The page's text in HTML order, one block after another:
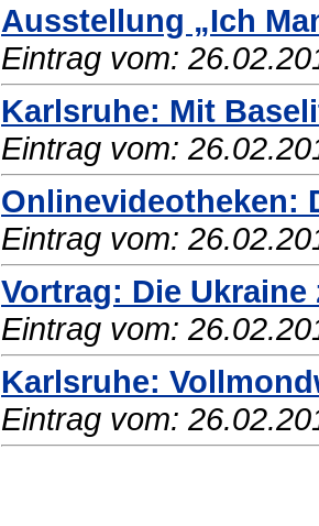
Ausstellung „Ich
Eintrag vom:
Karlsruhe: Mit
Eintrag vom:
Onlinevideotheken:
Eintrag vom:
Vortrag: Die
Eintrag vom:
Karlsruhe:
Eintrag vom: